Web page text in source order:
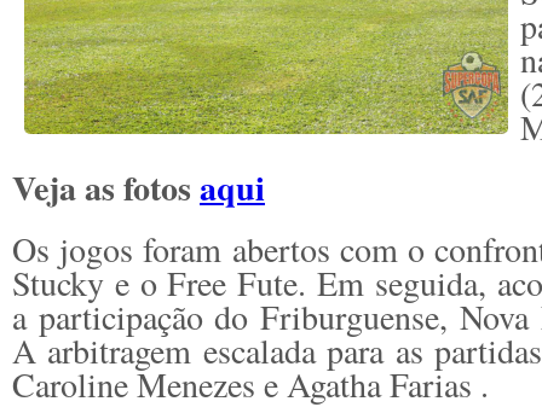
Veja as fotosaqui
Os jogos foram abertos com o
Stucky e o Free Fute. Em seguida,
a participação do Friburguense,
A arbitragem escalada para as
Caroline Menezes e Agatha Farias .